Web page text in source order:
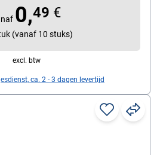
0,49 €
(vanaf 10 stuks)
excl. btw
ca. 2 - 3 dagen levertijd